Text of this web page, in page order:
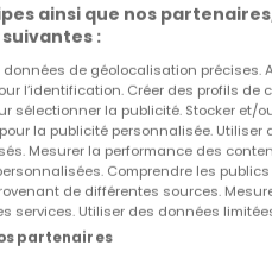
Bureau à louerà
459 €
7 m²
ainsi que nos
:
données de géolocalisation
l’identification. Créer des profils
sélectionner la publicité. Stocker et/
la publicité personnalisée.
Mesurer la performance des
Comprendre les
de différentes sources.
services. Utiliser des données
partenaires